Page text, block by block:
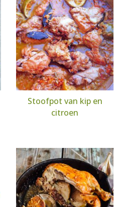
Stoofpot van kip en
citroen